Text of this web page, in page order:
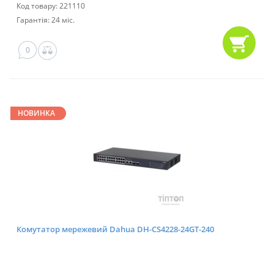
Код товару: 221110
Гарантія: 24 міс.
0
НОВИНКА
Комутатор мережевий Dahua DH-CS4228-24GT-240